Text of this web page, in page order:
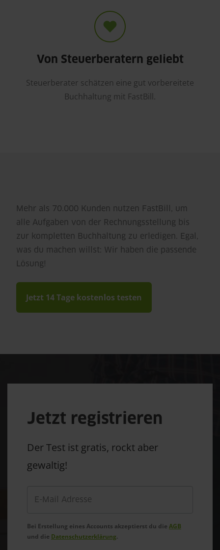
Von Steuerberatern geliebt
Steuerberater schätzen eine gut vorbereitete
Buchhaltung mit FastBill.
Mehr als 70.000 Kunden nutzen FastBill, um
alle Aufgaben von der Rechnungsstellung bis
zur kompletten Buchhaltung zu erledigen. Egal,
was du machen willst: Wir haben die passende
Lösung!
Jetzt 14 Tage kostenlos testen
Jetzt registrieren
Der Test ist gratis, rockt aber
gewaltig!
Bei Erstellung eines Accounts akzeptierst du die AGB
und die Datenschutzerklärung.